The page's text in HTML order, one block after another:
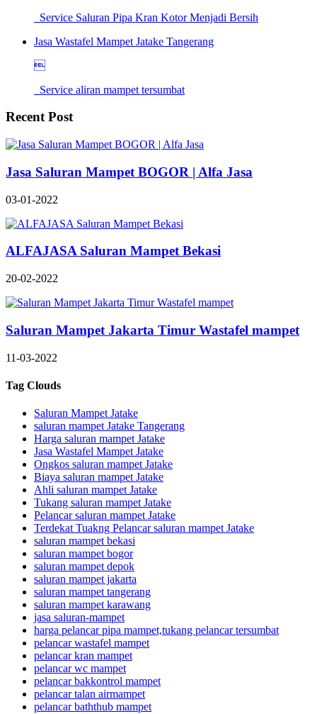
Service Saluran Pipa Kran Kotor Menjadi Bersih
Jasa Wastafel Mampet Jatake Tangerang

Service aliran mampet tersumbat
Recent Post
Jasa Saluran Mampet BOGOR | Alfa Jasa
03-01-2022
ALFAJASA Saluran Mampet Bekasi
20-02-2022
Saluran Mampet Jakarta Timur Wastafel mampet
11-03-2022
Tag Clouds
Saluran Mampet Jatake
saluran mampet Jatake Tangerang
Harga saluran mampet Jatake
Jasa Wastafel Mampet Jatake
Ongkos saluran mampet Jatake
Biaya saluran mampet Jatake
Ahli saluran mampet Jatake
Tukang saluran mampet Jatake
Pelancar saluran mampet Jatake
Terdekat Tuakng Pelancar saluran mampet Jatake
saluran mampet bekasi
saluran mampet bogor
saluran mampet depok
saluran mampet jakarta
saluran mampet tangerang
saluran mampet karawang
jasa saluran-mampet
harga pelancar pipa mampet,tukang pelancar tersumbat
pelancar wastafel mampet
pelancar kran mampet
pelancar wc mampet
pelancar bakkontrol mampet
pelancar talan airmampet
pelancar baththub mampet